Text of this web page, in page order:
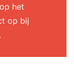
het
op bij